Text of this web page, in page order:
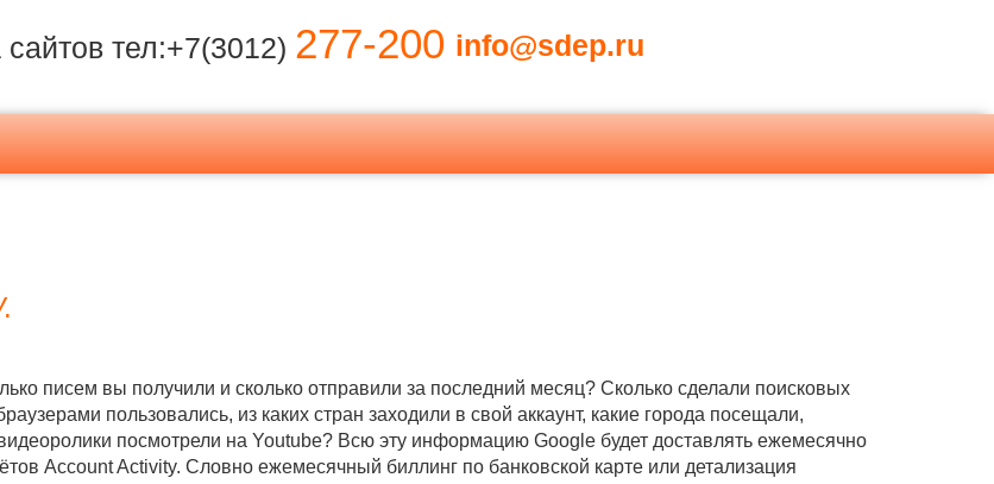
сайтов тел:+7(3012) 277-200info@sdep.ru
писем вы получили и сколько отправили за последний месяц? Сколько сделали поисковых
пользовались, из каких стран заходили в свой аккаунт, какие города посещали,
посмотрели на Youtube? Всю эту информацию Google будет доставлять ежемесячно
Account Activity. Словно ежемесячный биллинг по банковской карте или детализация